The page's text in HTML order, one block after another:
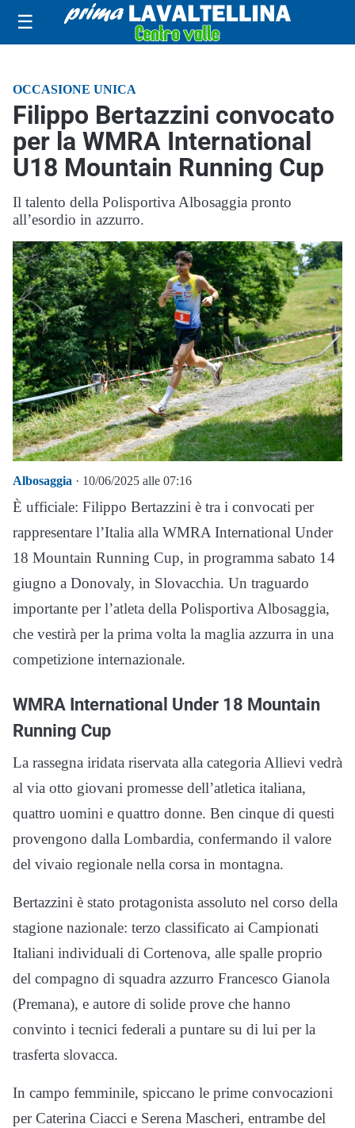
☰
OCCASIONE UNICA
Filippo Bertazzini convocato
per la WMRA International
U18 Mountain Running Cup
Il talento della Polisportiva Albosaggia pronto
all’esordio in azzurro.
Albosaggia · 10/06/2025 alle 07:16
È ufficiale: Filippo Bertazzini è tra i convocati per
rappresentare l’Italia alla WMRA International Under
18 Mountain Running Cup, in programma sabato 14
giugno a Donovaly, in Slovacchia. Un traguardo
importante per l’atleta della Polisportiva Albosaggia,
che vestirà per la prima volta la maglia azzurra in una
competizione internazionale.
WMRA International Under 18 Mountain
Running Cup
La rassegna iridata riservata alla categoria Allievi vedrà
al via otto giovani promesse dell’atletica italiana,
quattro uomini e quattro donne. Ben cinque di questi
provengono dalla Lombardia, confermando il valore
del vivaio regionale nella corsa in montagna.
Bertazzini è stato protagonista assoluto nel corso della
stagione nazionale: terzo classificato ai Campionati
Italiani individuali di Cortenova, alle spalle proprio
del compagno di squadra azzurro Francesco Gianola
(Premana), e autore di solide prove che hanno
convinto i tecnici federali a puntare su di lui per la
trasferta slovacca.
In campo femminile, spiccano le prime convocazioni
per Caterina Ciacci e Serena Mascheri, entrambe del